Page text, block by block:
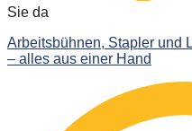
Sie da
Arbeitsbühnen, Stapler und
– alles aus einer Hand